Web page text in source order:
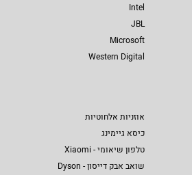
Intel
JBL
Microsoft
Western Digital
אוזניות אלחוטיות
כיסא גיימינג
טלפון שיאומי - Xiaomi
שואב אבק דייסון - Dyson